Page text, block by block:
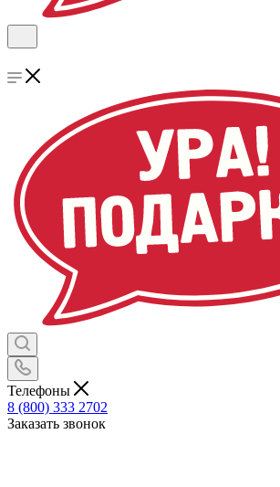
Телефоны
8 (800) 333 2702
Заказать звонок